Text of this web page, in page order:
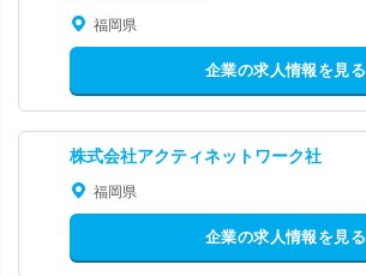
福岡県
企業の求人情報を見る
株式会社アクティネットワーク社
福岡県
企業の求人情報を見る